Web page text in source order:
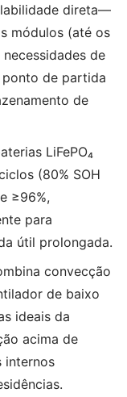
direta—
módulos (até os
de
de partida
de
LiFePO₄
(80% SOH
≥96%,
para
útil prolongada.
convecção
de baixo
ideais da
acima de
internos